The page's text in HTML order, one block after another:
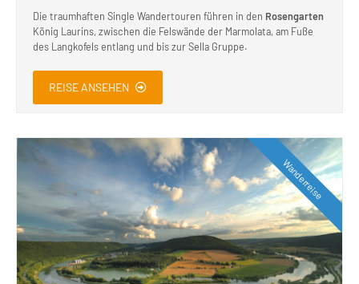
Die traumhaften Single Wandertouren führen in den Rosengarten
König Laurins, zwischen die Felswände der Marmolata, am Fuße
des Langkofels entlang und bis zur Sella Gruppe.
REISE ANSEHEN
Wanderreise